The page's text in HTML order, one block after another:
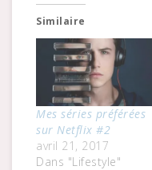
Similaire
Mes séries préférées
sur Netflix #2
avril 21, 2017
Dans "Lifestyle"